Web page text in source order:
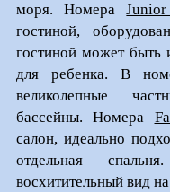
моря. Номера
гостиной,
гостиной может быть
для ребенка. В
великолепные
бассейны. Номера
салон, идеально
отдельная
восхитительный вид